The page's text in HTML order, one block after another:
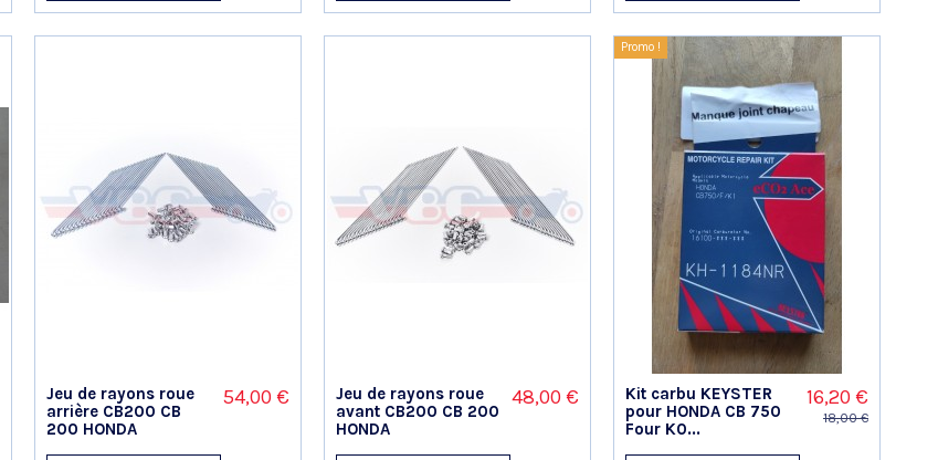
Jeu de rayons roue
arrière CB200 CB
200 HONDA
54,00 €
Jeu de rayons roue
avant CB200 CB 200
HONDA
48,00 €
Promo !
Kit carbu KEYSTER
pour HONDA CB 750
Four K0...
16,20 €
18,00 €